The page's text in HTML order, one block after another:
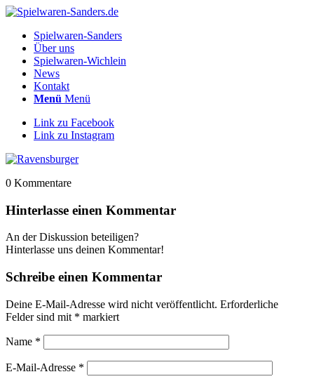
Spielwaren-Sanders
Über uns
Spielwaren-Wichlein
News
Kontakt
Menü Menü
Link zu Facebook
Link zu Instagram
0 Kommentare
Hinterlasse einen Kommentar
An der Diskussion beteiligen?
Hinterlasse uns deinen Kommentar!
Schreibe einen Kommentar
Deine E-Mail-Adresse wird nicht veröffentlicht. Erforderliche
Felder sind mit * markiert
Name *
E-Mail-Adresse *